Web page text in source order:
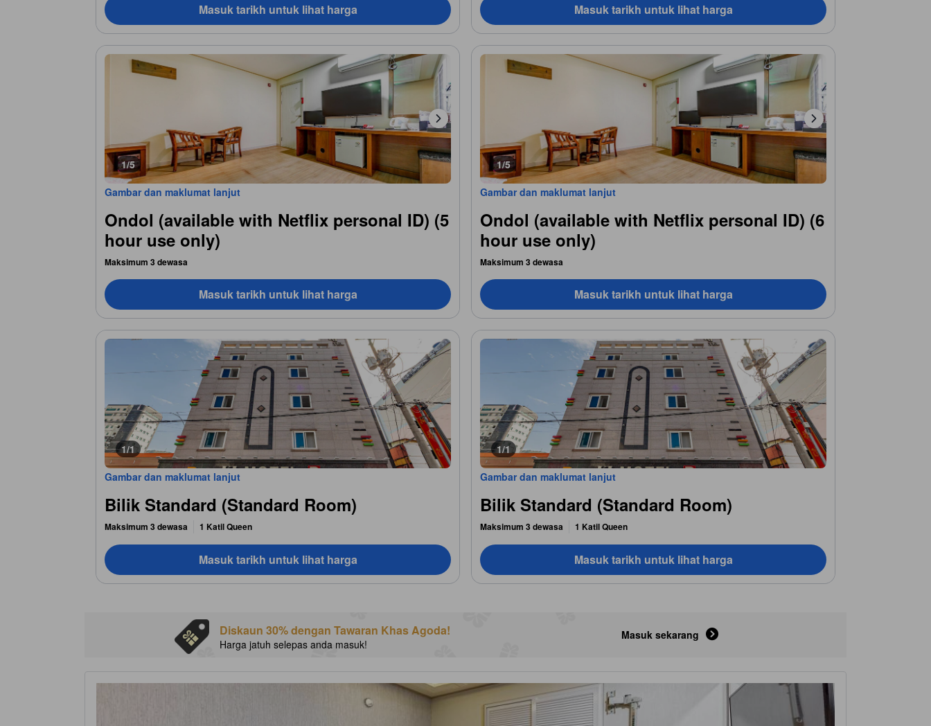
Masuk tarikh untuk lihat harga Masuk tarikh untuk lihat harga
1/5
Gambar dan maklumat lanjut
Ondol (available with Netflix personal ID) (5
hour use only)
Maksimum 3 dewasa
Masuk tarikh untuk lihat harga
1/5
Gambar dan maklumat lanjut
Ondol (available with Netflix personal ID) (6
hour use only)
Maksimum 3 dewasa
Masuk tarikh untuk lihat harga
1/1
Gambar dan maklumat lanjut
Bilik Standard (Standard Room)
Maksimum 3 dewasa 1 Katil Queen
Masuk tarikh untuk lihat harga
1/1
Gambar dan maklumat lanjut
Bilik Standard (Standard Room)
Maksimum 3 dewasa 1 Katil Queen
Masuk tarikh untuk lihat harga
Diskaun 30% dengan Tawaran Khas Agoda!
Harga jatuh selepas anda masuk!
Masuk sekarang